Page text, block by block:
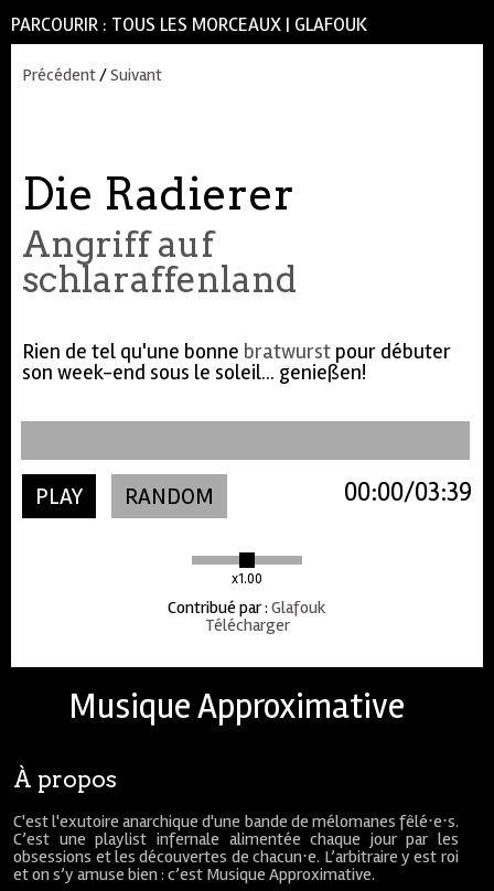
PARCOURIR : TOUS LES MORCEAUX | GLAFOUK
Précédent/Suivant
Die Radierer
Angriff auf
schlaraffenland
Rien de tel qu'une bonne bratwurst pour débuter
son week-end sous le soleil... genießen!
PLAY RANDOM
x1.00
03:39
00:00
Contribué par: Glafouk
Télécharger
Musique Approximative
À propos
C'est l'exutoire anarchique d'une bande de mélomanes fêlé⋅e⋅s.
C’est une playlist infernale alimentée chaque jour par les
obsessions et les découvertes de chacun⋅e. L’arbitraire y est roi
et on s’y amuse bien : c’est Musique Approximative.